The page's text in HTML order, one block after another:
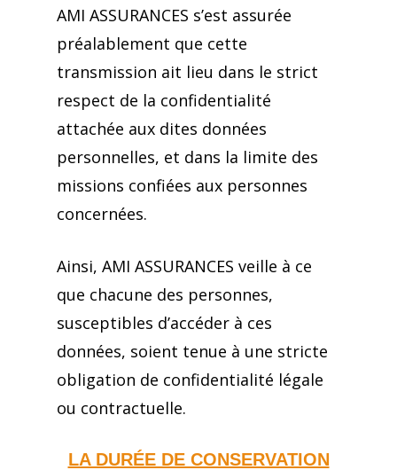
AMI ASSURANCES s’est assurée
préalablement que cette
transmission ait lieu dans le strict
respect de la confidentialité
attachée aux dites données
personnelles, et dans la limite des
missions confiées aux personnes
concernées.
Ainsi, AMI ASSURANCES veille à ce
que chacune des personnes,
susceptibles d’accéder à ces
données, soient tenue à une stricte
obligation de confidentialité légale
ou contractuelle.
LA DURÉE DE CONSERVATION
Assurance Maintien
revenus
Assurance de Prêt
Mutuelle Santé
Mutuelle Santé à
Mutuelles pour les
100% Santé
auto
Bien choisir votre
moto
habitation
Choisir votre
Choisir votre
retraite